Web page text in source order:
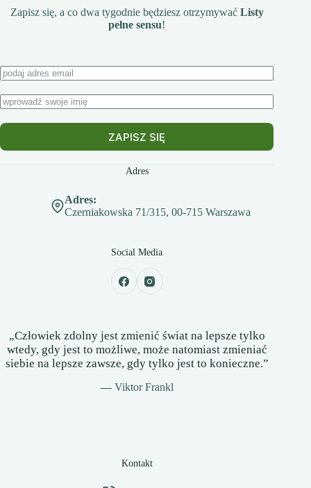
Zapisz się, a co dwa tygodnie będziesz otrzymywać Listy
pełne sensu!
ZAPISZ SIĘ
Adres
Adres:
Czerniakowska 71/315, 00-715 Warszawa
Social Media
„Człowiek zdolny jest zmienić świat na lepsze tylko
wtedy, gdy jest to możliwe, może natomiast zmieniać
siebie na lepsze zawsze, gdy tylko jest to konieczne.”
— Viktor Frankl
Kontakt